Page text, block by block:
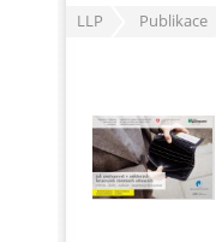
LLP Publikace